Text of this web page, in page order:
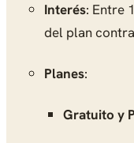
Interés: Entre
del plan
Planes:
Gratuito y